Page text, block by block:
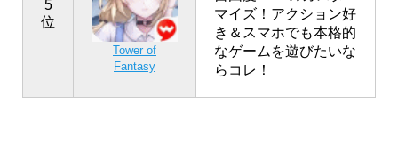
5
位
Tower of
Fantasy
マイズ！アクション好
き＆スマホでも本格的
なゲームを遊びたいな
らコレ！